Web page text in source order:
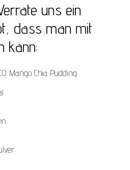
uns ein
dass man mit
kann:
Mango Chia Pudding: